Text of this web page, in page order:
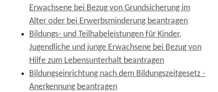
Erwachsene bei Bezug von Grundsicherung im
Alter oder bei Erwerbsminderung beantragen
Bildungs- und Teilhabeleistungen für Kinder,
Jugendliche und junge Erwachsene bei Bezug von
Hilfe zum Lebensunterhalt beantragen
Bildungseinrichtung nach dem Bildungszeitgesetz -
Anerkennung beantragen